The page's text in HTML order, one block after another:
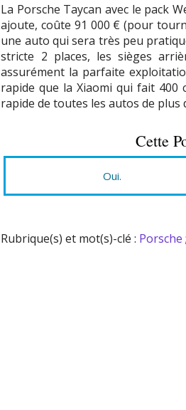
La Porsche Taycan avec le pack
ajoute, coûte 91 000 € (pour
une auto qui sera très peu
stricte 2 places, les sièges
assurément la parfaite
rapide que la Xiaomi qui fait 400
rapide de toutes les autos de plus
Cette
Oui.
Rubrique(s) et mot(s)-clé : Porsche